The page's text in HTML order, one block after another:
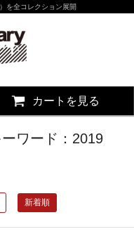
を全コレクション展開
カートを見る
ワード：2019
新着順